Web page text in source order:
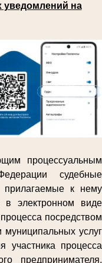
уведомлений на
процессуальным
судебные
к нему
в электронном виде
посредством
муниципальных услуг
участника процесса
предпринимателя,